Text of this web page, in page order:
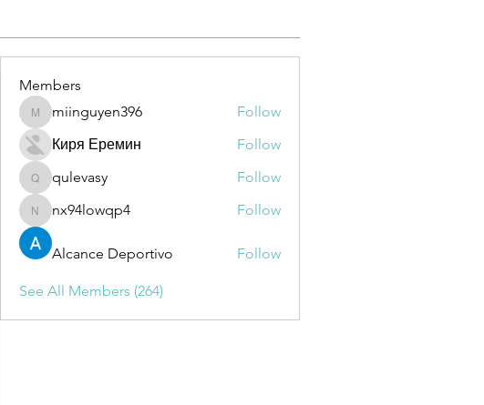
Members
miinguyen396
miinguyen396
Follow
Киря Еремин
Follow
qulevasy
qulevasy Follow
nx94lowqp4
nx94lowqp4 Follow
Alcance Deportivo Follow
See All Members (264)